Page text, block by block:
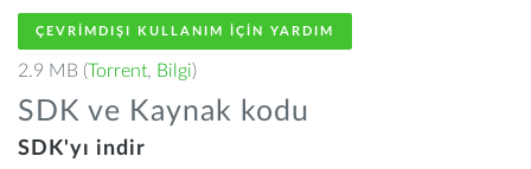
ÇEVRIMDIŞI KULLANIM IÇIN YARDIM
2.9 MB (Torrent, Bilgi)
SDK ve Kaynak kodu
SDK'yı indir